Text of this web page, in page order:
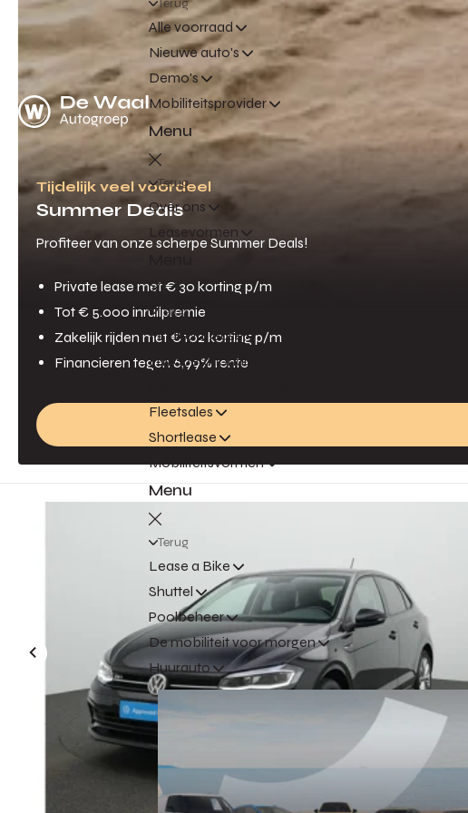
Terug
Alle voorraad
Nieuwe auto's
Demo's
Mobiliteitsprovider
Menu
Terug
Over ons
Leasevormen
Terug
Financial lease
Full operational lease
Fleetsales
Shortlease
Mobiliteitsvormen
Menu
Terug
Lease a Bike
Shuttel
Poolbeheer
De mobiliteit voor morgen
Huurauto
Tijdelijk veel voordeel
Summer Deals
Profiteer van onze scherpe Summer Deals!
Private lease met € 30 korting p/m
Tot € 5.000 inruilpremie
Zakelijk rijden met € 102 korting p/m
Financieren tegen 6,99% rente